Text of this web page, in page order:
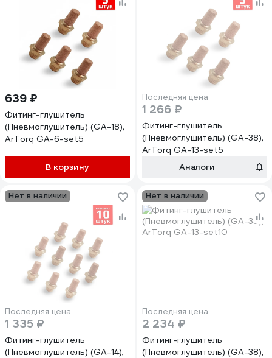
639 ₽
Фитинг-глушитель
(Пневмоглушитель) (GA-18),
ArTorq GA-6-set5
В корзину
Последняя цена
1 266 ₽
Фитинг-глушитель
(Пневмоглушитель) (GA-38),
ArTorq GA-13-set5
Аналоги
Нет в наличии
Последняя цена
1 335 ₽
Фитинг-глушитель
(Пневмоглушитель) (GA-14),
Нет в наличии
Последняя цена
2 234 ₽
Фитинг-глушитель
(Пневмоглушитель) (GA-38),